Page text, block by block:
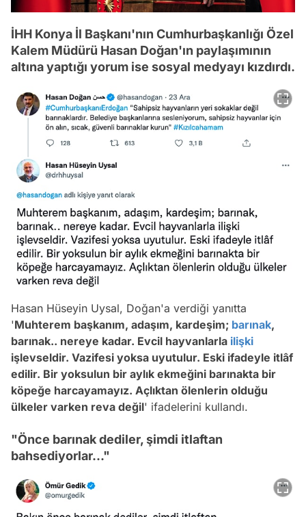
İHH Konya İl Başkanı'nın Cumhurbaşkanlığı Özel
Kalem Müdürü Hasan Doğan'ın paylaşımının
altına yaptığı yorum ise sosyal medyayı kızdırdı.
Hasan Hüseyin Uysal, Doğan'a verdiği yanıtta
'Muhterem başkanım, adaşım, kardeşim; barınak,
barınak.. nereye kadar. Evcil hayvanlarla ilişki
işlevseldir. Vazifesi yoksa uyutulur. Eski ifadeyle itlâf
edilir. Bir yoksulun bir aylık ekmeğini barınakta bir
köpeğe harcayamayız. Açlıktan ölenlerin olduğu
ülkeler varken reva değil' ifadelerini kullandı.
"Önce barınak dediler, şimdi itlaftan
bahsediyorlar..."